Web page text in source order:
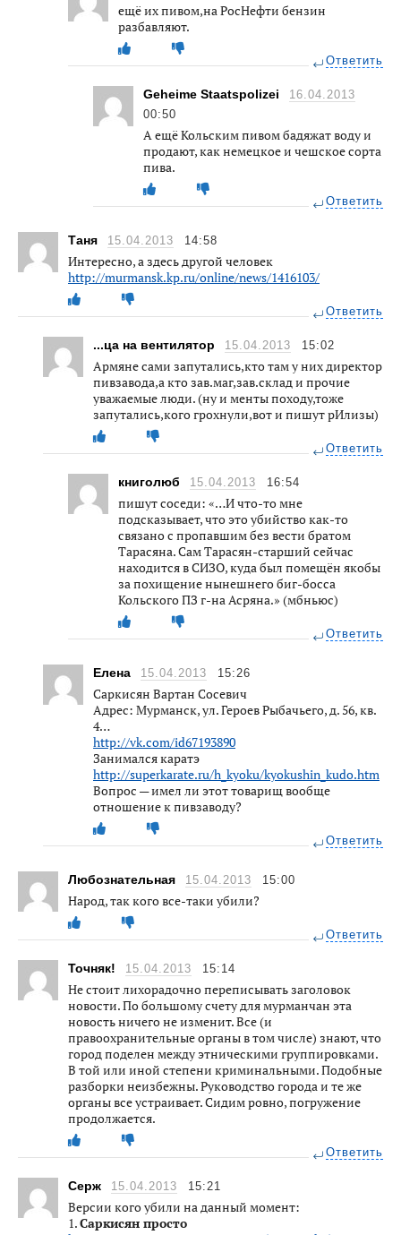
ещё их пивом,на РосНефти бензин
разбавляют.
Ответить
Geheime Staatspolizei
16.04.2013
00:50
А ещё Кольским пивом бадяжат воду и
продают, как немецкое и чешское сорта
пива.
Ответить
Таня 15.04.2013 14:58
Интересно, а здесь другой человек
http://murmansk.kp.ru/online/news/1416103/
Ответить
...ца на вентилятор 15.04.2013 15:02
Армяне сами запутались,кто там у них директор
пивзавода,а кто зав.маг,зав.склад и прочие
уважаемые люди. (ну и менты походу,тоже
запутались,кого грохнули,вот и пишут рИлизы)
Ответить
книголюб 15.04.2013 16:54
пишут соседи: «…И что-то мне
подсказывает, что это убийство как-то
связано с пропавшим без вести братом
Тарасяна. Сам Тарасян-старший сейчас
находится в СИЗО, куда был помещён якобы
за похищение нынешнего биг-босса
Кольского ПЗ г-на Асряна.» (мбньюс)
Ответить
Елена 15.04.2013 15:26
Саркисян Вартан Сосевич
Адрес: Мурманск, ул. Героев Рыбачьего, д. 56, кв.
4…
http://vk.com/id67193890
Занимался каратэ
http://superkarate.ru/h_kyoku/kyokushin_kudo.htm
Вопрос — имел ли этот товарищ вообще
отношение к пивзаводу?
Ответить
Любознательная 15.04.2013 15:00
Народ, так кого все-таки убили?
Ответить
Точняк! 15.04.2013 15:14
Не стоит лихорадочно переписывать заголовок
новости. По большому счету для мурманчан эта
новость ничего не изменит. Все (и
правоохранительные органы в том числе) знают, что
город поделен между этническими группировками.
В той или иной степени криминальными. Подобные
разборки неизбежны. Руководство города и те же
органы все устраивает. Сидим ровно, погружение
продолжается.
Ответить
Серж 15.04.2013 15:21
Версии кого убили на данный момент:
1.Саркисян просто